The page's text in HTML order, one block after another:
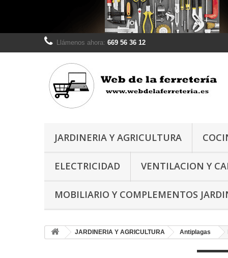
Llámenos ahora: 669 56 36 12
JARDINERIA Y AGRICULTURA
ELECTRICIDAD VENTILACION Y
MOBILIARIO Y COMPLEMENTOS
JARDINERIA Y AGRICULTURA Antiplagas